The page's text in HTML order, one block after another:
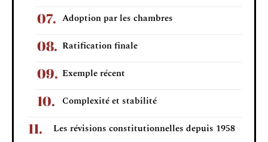
Adoption par les chambres
Ratification finale
Exemple récent
Complexité et stabilité
Les révisions constitutionnelles depuis 1958